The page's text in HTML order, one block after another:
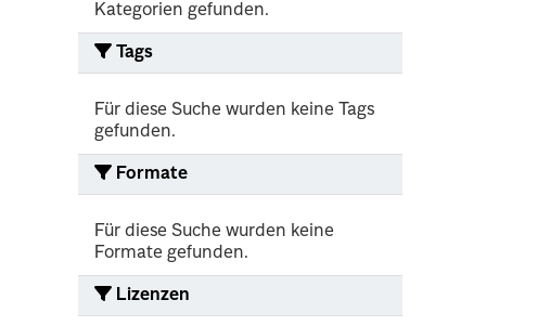
Kategorien gefunden.
Tags
Für diese Suche wurden keine Tags
gefunden.
Formate
Für diese Suche wurden keine
Formate gefunden.
Lizenzen